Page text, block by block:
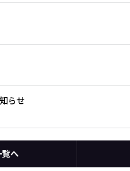
らせ
へ